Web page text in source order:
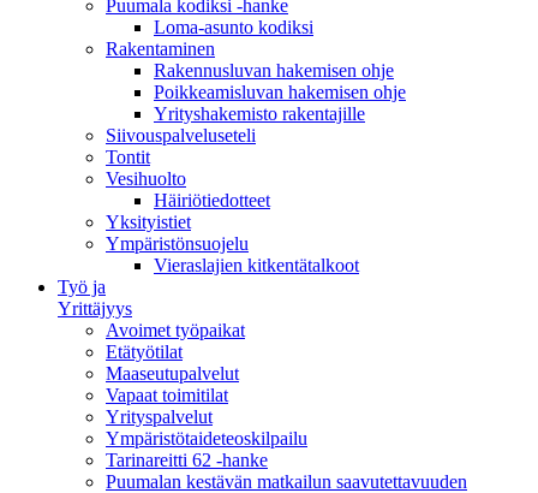
Puumala kodiksi -hanke
Loma-asunto kodiksi
Rakentaminen
Rakennusluvan hakemisen ohje
Poikkeamisluvan hakemisen ohje
Yrityshakemisto rakentajille
Siivouspalveluseteli
Tontit
Vesihuolto
Häiriötiedotteet
Yksityistiet
Ympäristönsuojelu
Vieraslajien kitkentätalkoot
Työ ja
Yrittäjyys
Avoimet työpaikat
Etätyötilat
Maaseutupalvelut
Vapaat toimitilat
Yrityspalvelut
Ympäristötaideteoskilpailu
Tarinareitti 62 -hanke
Puumalan kestävän matkailun saavutettavuuden